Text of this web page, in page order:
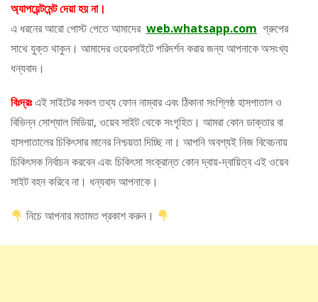
অ্যাপয়েন্টমেন্ট দেয়া হয় না।
এ ধরনের আরো পোস্ট পেতে আমাদের web.whatsapp.com গ্রুপের
সাথে যুক্ত থাকুন। আমাদের ওয়েবসাইটে পরিদর্শন করার জন্য আপনাকে অসংখ্য
ধন্যবাদ।
বিঃদ্রঃএই সাইটের সকল তথ্য ফোন নাম্বার এবং ঠিকানা সংশ্লিষ্ঠ হাসপাতাল ও
বিভিন্ন সোশ্যাল মিডিয়া, ওয়েব সাইট থেকে সংগৃহিত। আমরা কোন ডাক্তার বা
হাসপাতালের চিকিৎসার মানের নিশ্চয়তা দিচ্ছি না। আপনি অবশ্যই নিজ বিবেচনায়
চিকিৎসক নির্বাচন করবেন এবং চিকিৎসা সংক্রান্ত কোন দ্বায়-দ্বায়িত্ব এই ওয়েব
সাইট বহন করিবে না। ধন্যবাদ আপনাকে।
নিচে আপনার মতামত প্রকাশ করুন।